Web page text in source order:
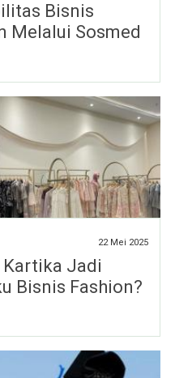
Bisnis
Melalui Sosmed
22 Mei 2025
Kartika Jadi
Bisnis Fashion?